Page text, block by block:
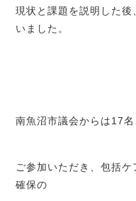
現状と課題を説明した
いました。
南魚沼市議会からは17
ご参加いただき、包括
確保の